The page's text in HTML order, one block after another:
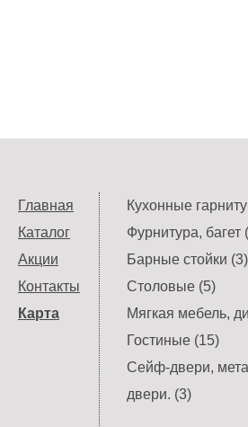
Главная
Каталог
Акции
Контакты
Карта
Кухонные
Фурнитура, багет
Барные стойки (3)
Столовые (5)
Мягкая мебель,
Гостиные (15)
Сейф-двери,
двери. (3)